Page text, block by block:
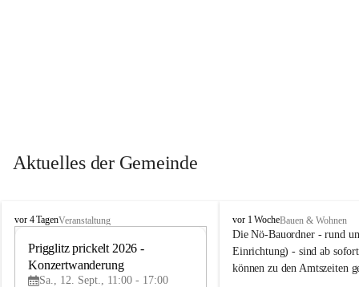
Aktuelles der Gemeinde
P
vor 4 TagenVeranstaltung
Prigglitz prickelt 2026 -
Konzertwanderung
Sa., 12. Sept., 11:00 - 17:00
P
r
i
g
vor 1 WocheBauen & Wohnen
Die Nö-Bauordner - rund
Einrichtung) - sind ab
können zu den Amtszeiten